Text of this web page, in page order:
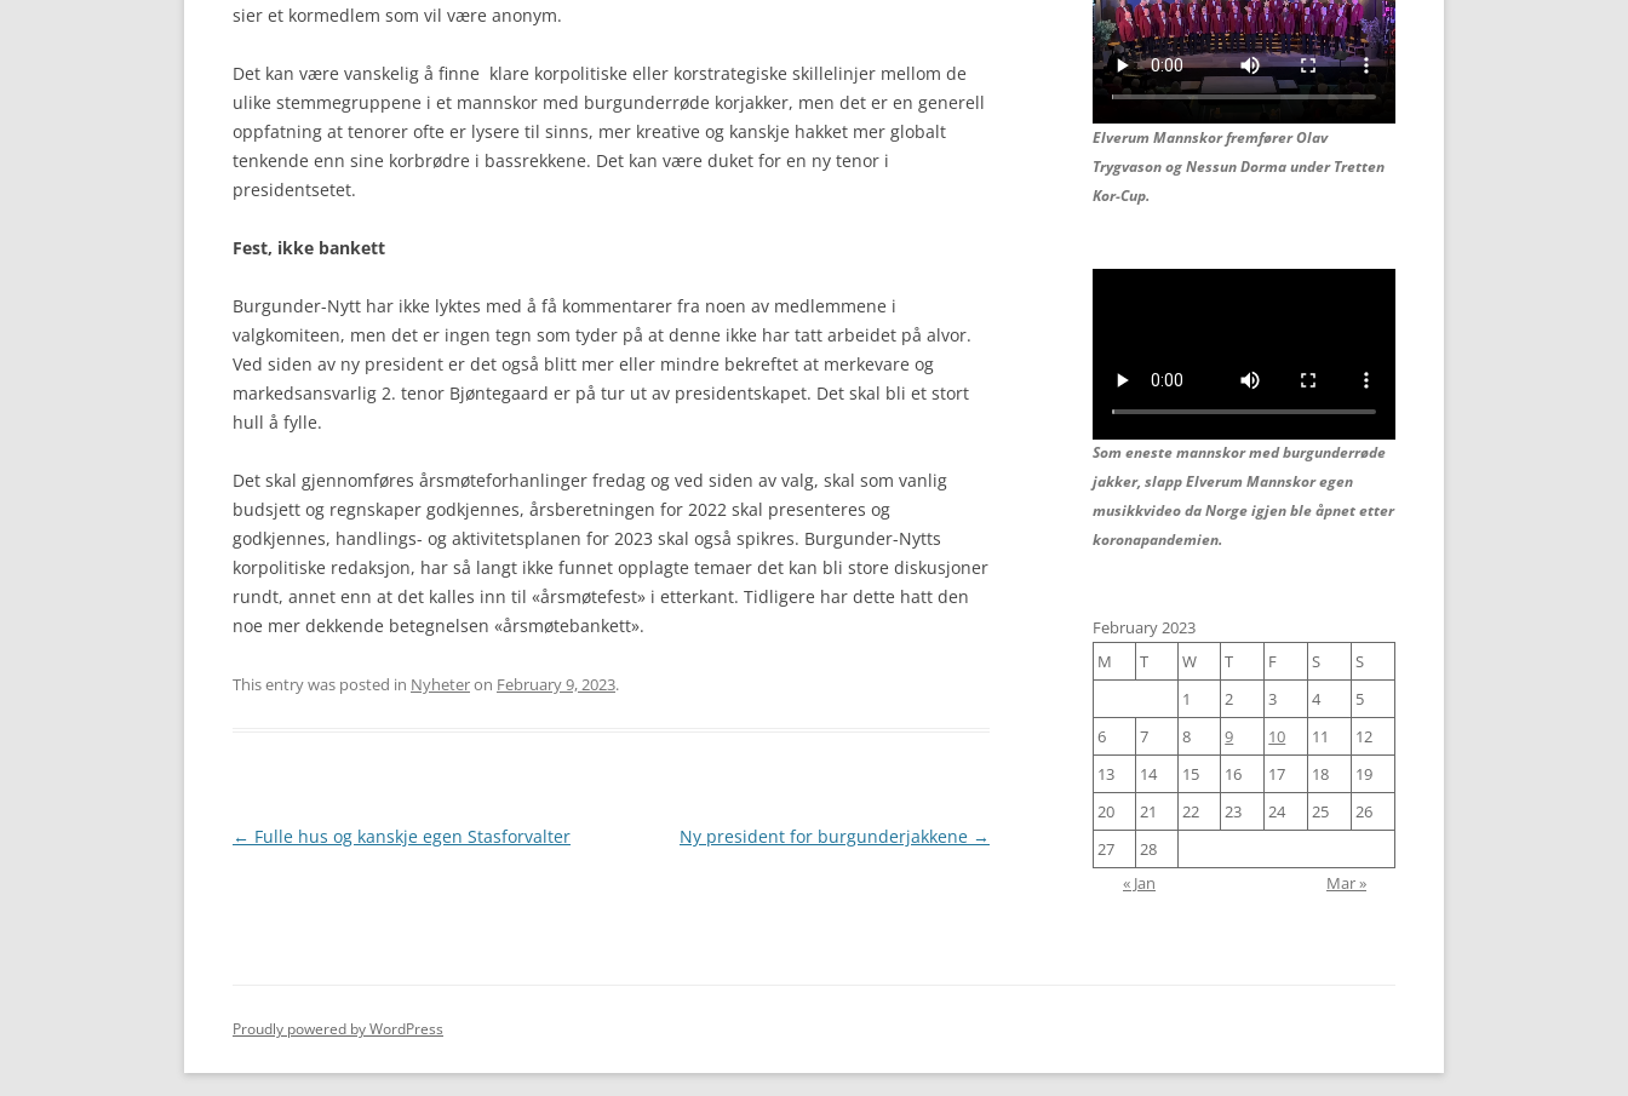
sier et kormedlem som vil være anonym.
Det kan være vanskelig å finne klare korpolitiske eller korstrategiske skillelinjer mellom de
ulike stemmegruppene i et mannskor med burgunderrøde korjakker, men det er en generell
oppfatning at tenorer ofte er lysere til sinns, mer kreative og kanskje hakket mer globalt
tenkende enn sine korbrødre i bassrekkene. Det kan være duket for en ny tenor i
presidentsetet.
Fest, ikke bankett
Burgunder-Nytt har ikke lyktes med å få kommentarer fra noen av medlemmene i
valgkomiteen, men det er ingen tegn som tyder på at denne ikke har tatt arbeidet på alvor.
Ved siden av ny president er det også blitt mer eller mindre bekreftet at merkevare og
markedsansvarlig 2. tenor Bjøntegaard er på tur ut av presidentskapet. Det skal bli et stort
hull å fylle.
Det skal gjennomføres årsmøteforhanlinger fredag og ved siden av valg, skal som vanlig
budsjett og regnskaper godkjennes, årsberetningen for 2022 skal presenteres og
godkjennes, handlings- og aktivitetsplanen for 2023 skal også spikres. Burgunder-Nytts
korpolitiske redaksjon, har så langt ikke funnet opplagte temaer det kan bli store diskusjoner
rundt, annet enn at det kalles inn til «årsmøtefest» i etterkant. Tidligere har dette hatt den
noe mer dekkende betegnelsen «årsmøtebankett».
This entry was posted in Nyheteron February 9, 2023.
Post
← Fulle hus og kanskje egen Stasforvalter Ny president for burgunderjakkene →
Elverum Mannskor fremfører Olav
Trygvason ogNessun Dorma under Tretten
Kor-Cup.
Som eneste mannskor med burgunderrøde
jakker, slapp Elverum Mannskor egen
musikkvideo da Norge igjen ble åpnet etter
koronapandemien.
February 2023
M
T W T F S
S
1
2 3 4
5
6
7 8 9 10 11
12
13
14 15 16 17 18
19
20
21 22 23 24 25
26
27
28
« Jan
Mar »
Proudly powered by WordPress